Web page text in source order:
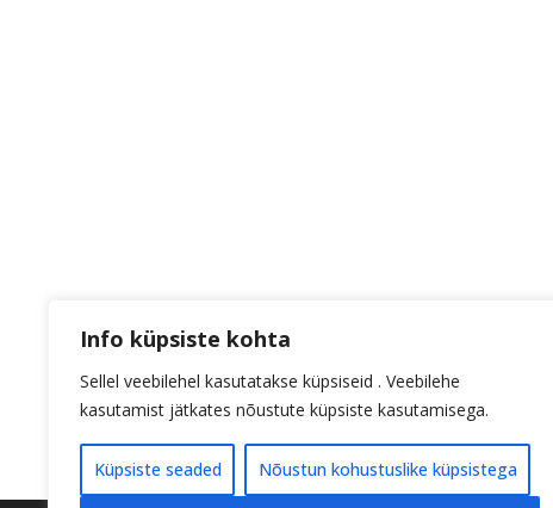
Info küpsiste kohta
Sellel veebilehel kasutatakse küpsiseid . Veebilehe
kasutamist jätkates nõustute küpsiste kasutamisega.
Küpsiste seaded Nõustun kohustuslike küpsistega